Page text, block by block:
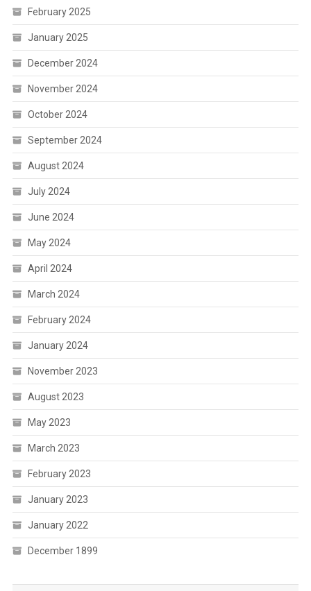
February 2025
January 2025
December 2024
November 2024
October 2024
September 2024
August 2024
July 2024
June 2024
May 2024
April 2024
March 2024
February 2024
January 2024
November 2023
August 2023
May 2023
March 2023
February 2023
January 2023
January 2022
December 1899